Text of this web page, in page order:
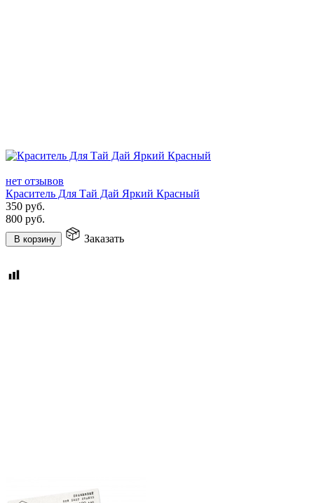
нет отзывов
Краситель Для Тай Дай Яркий Красный
350 руб.
800 руб.
В корзину Заказать